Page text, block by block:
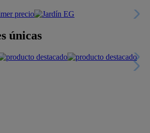
únicas